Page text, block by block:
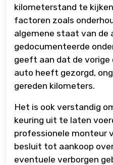
kilometerstand te
factoren zoals
algemene staat van de
gedocumenteerde
geeft aan dat de vorige
auto heeft gezorgd,
gereden kilometers.
Het is ook verstandig
keuring uit te laten
professionele monteur
besluit tot aankoop
eventuele verborgen